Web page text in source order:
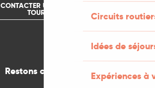
Circuits
Idées de
Expériences à
CONTACTER UN OFFICE DE
TOURISME
Restons connectés